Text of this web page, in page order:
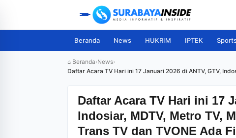
Beranda News HUKRIM IPTEK
⌂ Beranda›News›
Daftar Acara TV Hari ini 17 Januari 2026 di ANTV, GTV,
Daftar Acara TV Hari ini 17
Indosiar, MDTV, Metro TV,
Trans TV dan TVONE Ada